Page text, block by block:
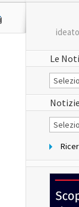
Le
Le
Notizie
del
sito
Notizie
per